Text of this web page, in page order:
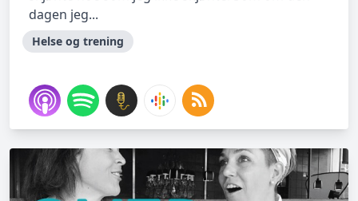
dagen jeg...
Helse og trening